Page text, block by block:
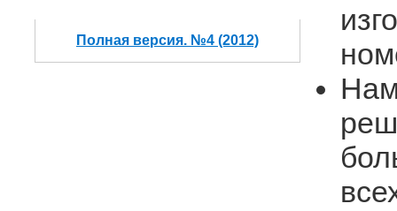
Полная версия. №4 (2012)